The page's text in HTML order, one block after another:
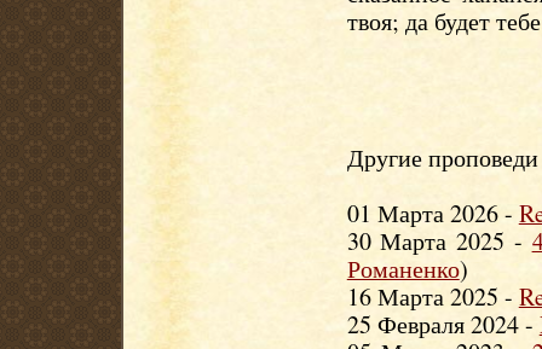
твоя; да будет
Другие
01 Марта 2026 -
30 Марта 2025 -
Романенко)
16 Марта 2025 -
25 Февраля 2024 -